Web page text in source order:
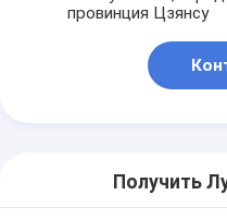
провинция Цзянсу
Получить